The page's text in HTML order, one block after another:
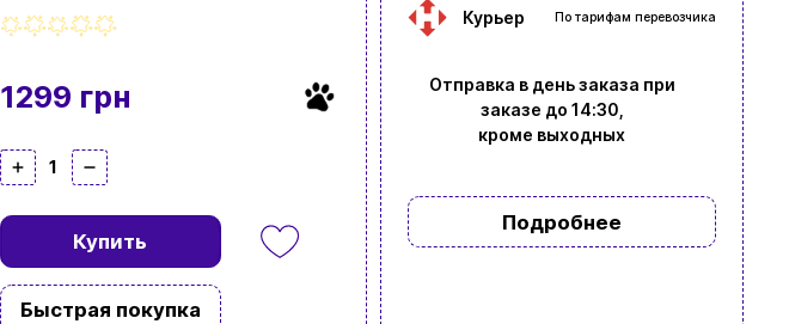
1299 грн
1
Купить
Быстрая покупка
Курьер По тарифам перевозчика
Отправка в день заказа при
заказе до 14:30,
кроме выходных
Подробнее